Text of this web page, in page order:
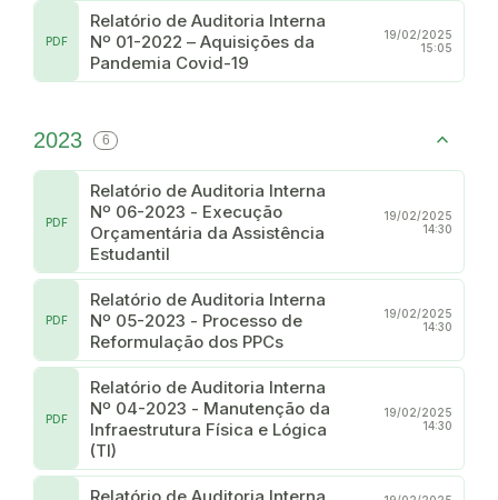
Relatório de Auditoria Interna
Nº 01-2022 – Aquisições da
Pandemia Covid-19
PDF
19/02/2025
15:05
2023 6
Relatório de Auditoria Interna
Nº 06-2023 - Execução
Orçamentária da Assistência
Estudantil
PDF
19/02/2025
14:30
Relatório de Auditoria Interna
Nº 05-2023 - Processo de
Reformulação dos PPCs
PDF
19/02/2025
14:30
Relatório de Auditoria Interna
Nº 04-2023 - Manutenção da
Infraestrutura Física e Lógica
(TI)
PDF
19/02/2025
14:30
Relatório de Auditoria Interna